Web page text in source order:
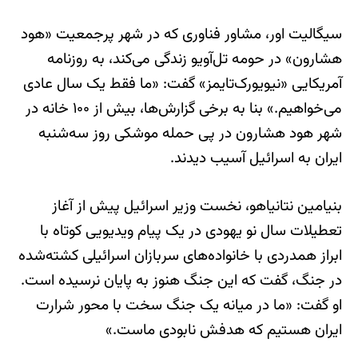
سیگالیت اور، مشاور فناوری که در شهر پرجمعیت «هود
هشارون» در حومه تل‌آویو زندگی می‌کند، به روزنامه
آمریکایی «نیویورک‌تایمز» گفت: «ما فقط یک سال عادی
می‌خواهیم.» بنا به برخی گزارش‌ها، بیش از ۱۰۰ خانه در
شهر هود هشارون در پی حمله موشکی روز سه‌شنبه
ایران به اسرائیل آسیب دیدند.
بنیامین نتانیاهو، نخست‌ وزیر اسرائیل پیش از آغاز
تعطیلات سال نو یهودی در یک پیام ویدیویی کوتاه با
ابراز همدردی با خانواده‌های سربازان اسرائیلی کشته‌شده
در جنگ، گفت که این جنگ هنوز به پایان نرسیده است.
او گفت: «ما در میانه یک جنگ سخت با محور شرارت
ایران هستیم که هدفش نابودی ماست.»